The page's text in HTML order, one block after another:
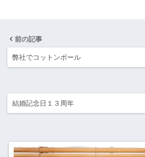
前の記事
弊社でコットンボール
結婚記念日１３周年